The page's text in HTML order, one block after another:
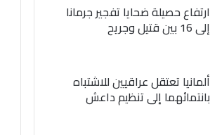
ارتفاع حصيلة ضحايا تفجير جرمانا
إلى 16 بين قتيل وجريح
ألمانيا تعتقل عراقيين للاشتباه
بانتمائهما إلى تنظيم داعش